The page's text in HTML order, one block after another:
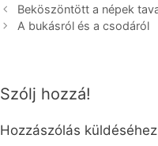
Beköszöntött a népek
A bukásról és a csodáról
Szólj hozzá!
Hozzászólás küldéséhez